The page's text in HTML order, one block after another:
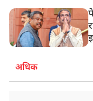
अधिक